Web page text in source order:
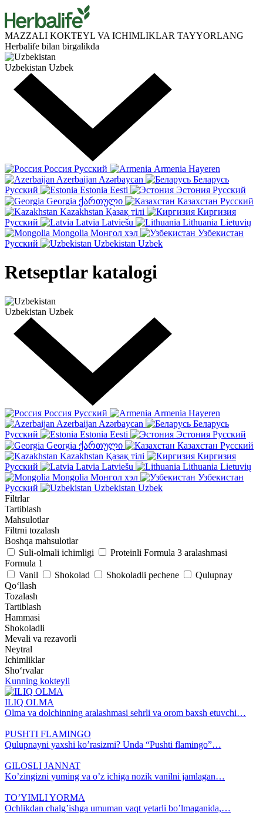
MAZZALI KOKTEYL VA ICHIMLIKLAR TAYYORLANG
Herbalife bilan birgalikda
Uzbekistan Uzbek
Россия Русский Armenia Hayeren
Azerbaijan Azərbaycan
Беларусь
Русский
Estonia Eesti Эстония Русский
Georgia ქართული Казахстан Русский
Kazakhstan Қазақ тілі
Киргизия
Русский
Latvia Latviešu Lithuania Lietuvių
Mongolia Монгол хэл
Узбекистан
Русский
Uzbekistan Uzbek
Retseptlar katalogi
Uzbekistan Uzbek
Россия Русский Armenia Hayeren
Azerbaijan Azərbaycan
Беларусь
Русский
Estonia Eesti Эстония Русский
Georgia ქართული Казахстан Русский
Kazakhstan Қазақ тілі
Киргизия
Русский
Latvia Latviešu Lithuania Lietuvių
Mongolia Монгол хэл
Узбекистан
Русский
Uzbekistan Uzbek
Filtrlar
Tartiblash
Mahsulotlar
Filtrni tozalash
Boshqa mahsulotlar
Suli-olmali ichimligi
Proteinli Formula 3 aralashmasi
Formula 1
Vanil
Shokolad Shokoladli pechene
Qulupnay
Qoʻllash
Tozalash
Tartiblash
Hammasi
Shokoladli
Mevali va rezavorli
Neytral
Ichimliklar
Sho‘rvalar
Kunning kokteyli
ILIQ OLMA
Olma va dolchinning aralashmasi sehrli va orom baxsh etuvchi…
PUSHTI FLAMINGO
Qulupnayni yaxshi ko’rasizmi? Unda “Pushti flamingo”…
GILOSLI JANNAT
Ko’zingizni yuming va o’z ichiga nozik vanilni jamlagan…
TO’YIMLI YORMA
Ochlikdan chalg’ishga umuman vaqt yetarli bo’lmaganida,…